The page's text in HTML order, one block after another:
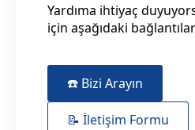
Yardıma ihtiyaç
için aşağıdaki
☎️ Bizi Arayın
📝 İletişim Formu